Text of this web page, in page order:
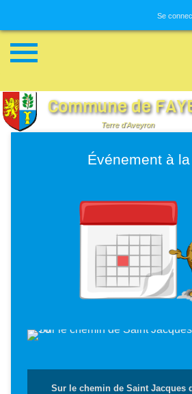
Se
Commune de
Terre d'Aveyron
Événement à
Sur le chemin de Saint Jacques